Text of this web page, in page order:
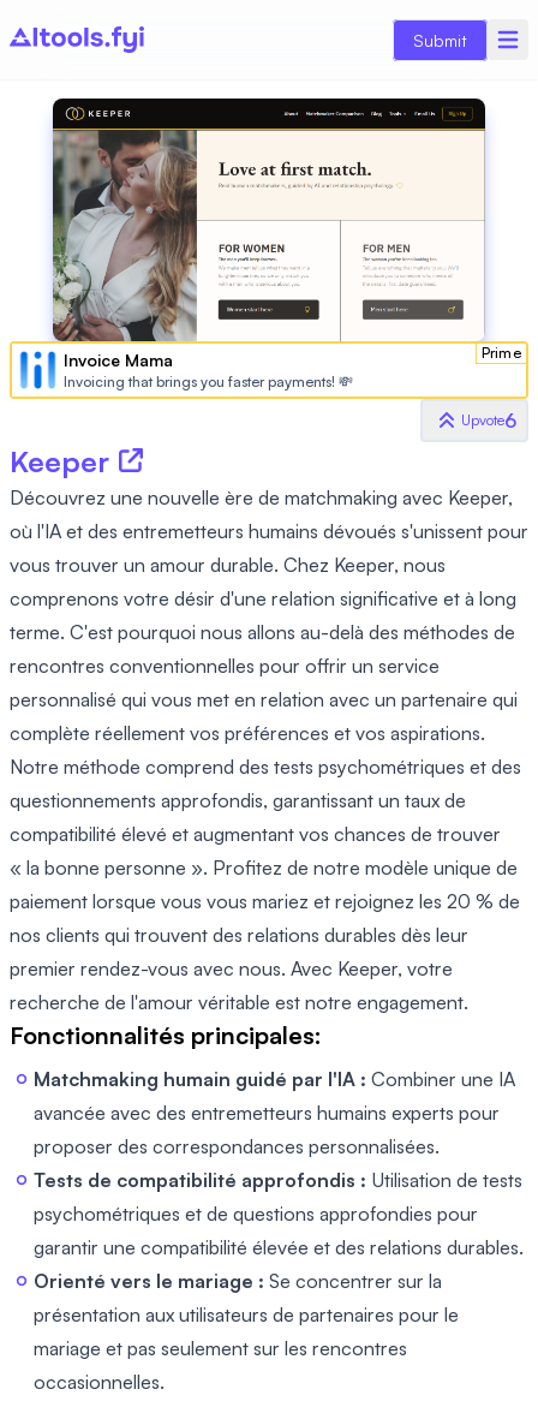
Submit
Prime
Invoice Mama
Invoicing that brings you faster payments! 💸
Upvote6
Keeper
Découvrez une nouvelle ère de matchmaking avec Keeper,
où l'IA et des entremetteurs humains dévoués s'unissent pour
vous trouver un amour durable. Chez Keeper, nous
comprenons votre désir d'une relation significative et à long
terme. C'est pourquoi nous allons au-delà des méthodes de
rencontres conventionnelles pour offrir un service
personnalisé qui vous met en relation avec un partenaire qui
complète réellement vos préférences et vos aspirations.
Notre méthode comprend des tests psychométriques et des
questionnements approfondis, garantissant un taux de
compatibilité élevé et augmentant vos chances de trouver
« la bonne personne ». Profitez de notre modèle unique de
paiement lorsque vous vous mariez et rejoignez les 20 % de
nos clients qui trouvent des relations durables dès leur
premier rendez-vous avec nous. Avec Keeper, votre
recherche de l'amour véritable est notre engagement.
Fonctionnalités principales:
Matchmaking humain guidé par l'IA : Combiner une IA
avancée avec des entremetteurs humains experts pour
proposer des correspondances personnalisées.
Tests de compatibilité approfondis : Utilisation de tests
psychométriques et de questions approfondies pour
garantir une compatibilité élevée et des relations durables.
Orienté vers le mariage : Se concentrer sur la
présentation aux utilisateurs de partenaires pour le
mariage et pas seulement sur les rencontres
occasionnelles.